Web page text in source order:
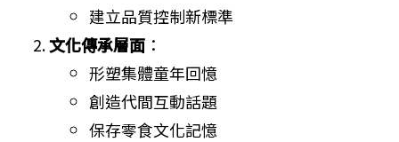
建立品質控制新標準
文化傳承層面 ：
形塑集體童年回憶
創造代間互動話題
保存零食文化記憶